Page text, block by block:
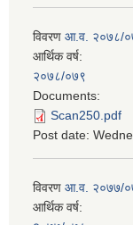
विवरण आ.व. २०७८/
आर्थिक वर्ष:
२०७८/०७९
Documents:
Scan250.pdf
Post date:
विवरण आ.व. २०७७/
आर्थिक वर्ष: